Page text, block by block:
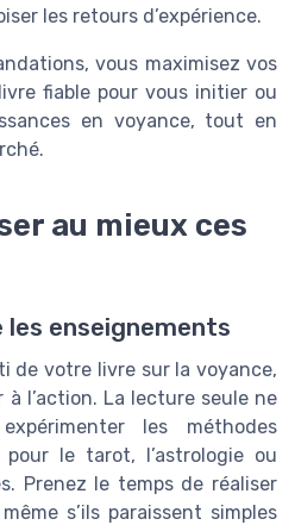
les retours d’expérience.
vous maximisez vos
fiable pour vous initier ou
en voyance, tout en
au mieux ces
enseignements
de votre livre sur la voyance,
l’action. La lecture seule ne
les méthodes
le tarot, l’astrologie ou
Prenez le temps de réaliser
s’ils paraissent simples